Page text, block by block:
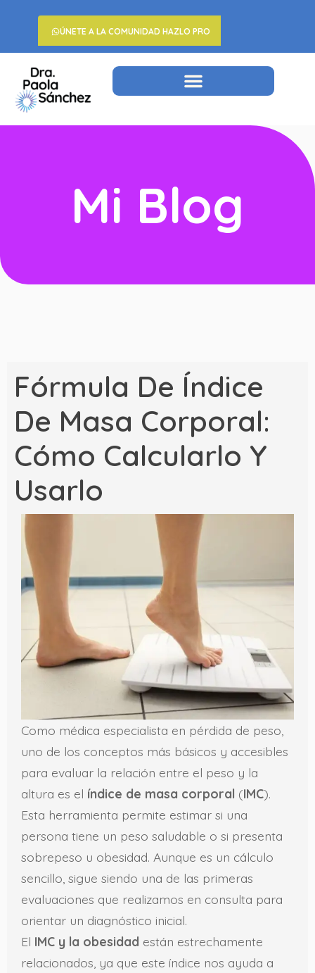
ÚNETE A LA COMUNIDAD HAZLO PRO
Mi Blog
Fórmula De Índice
De Masa Corporal:
Cómo Calcularlo Y
Usarlo
Como médica especialista en pérdida de peso,
uno de los conceptos más básicos y accesibles
para evaluar la relación entre el peso y la
altura es el índice de masa corporal (IMC).
Esta herramienta permite estimar si una
persona tiene un peso saludable o si presenta
sobrepeso u obesidad. Aunque es un cálculo
sencillo, sigue siendo una de las primeras
evaluaciones que realizamos en consulta para
orientar un diagnóstico inicial.
El IMC y la obesidad están estrechamente
relacionados, ya que este índice nos ayuda a